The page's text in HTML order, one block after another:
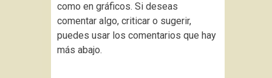
como en gráficos. Si deseas
comentar algo, criticar o sugerir,
puedes usar los comentarios que hay
más abajo.